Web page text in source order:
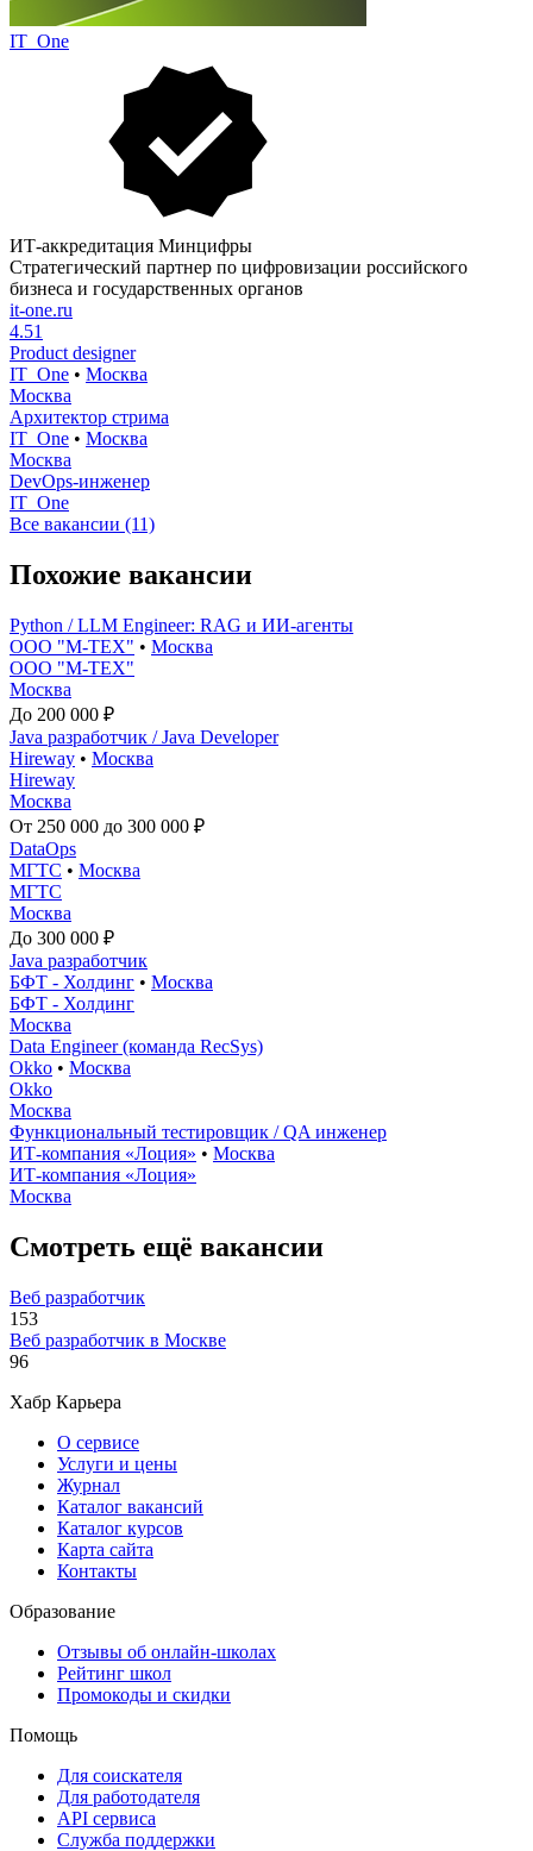
IT_One
ИТ-аккредитация Минцифры
Стратегический партнер по цифровизации российского
бизнеса и государственных органов
it-one.ru
4.51
Product designer
IT_One • Москва
Москва
Архитектор стрима
IT_One • Москва
Москва
DevOps-инженер
IT_One
Все вакансии (11)
Похожие вакансии
Python / LLM Engineer: RAG и ИИ-агенты
ООО "М-ТЕХ" • Москва
ООО "М-ТЕХ"
Москва
До 200 000 ₽
Java разработчик / Java Developer
Hireway • Москва
Hireway
Москва
От 250 000 до 300 000 ₽
DataOps
МГТС • Москва
МГТС
Москва
До 300 000 ₽
Java разработчик
БФТ - Холдинг • Москва
БФТ - Холдинг
Москва
Data Engineer (команда RecSys)
Okko • Москва
Okko
Москва
Функциональный тестировщик / QA инженер
ИТ-компания «Лоция» • Москва
ИТ-компания «Лоция»
Москва
Смотреть ещё вакансии
Веб разработчик
153
Веб разработчик в Москве
96
Хабр Карьера
О сервисе
Услуги и цены
Журнал
Каталог вакансий
Каталог курсов
Карта сайта
Контакты
Образование
Отзывы об онлайн-школах
Рейтинг школ
Промокоды и скидки
Помощь
Для соискателя
Для работодателя
API сервиса
Служба поддержки